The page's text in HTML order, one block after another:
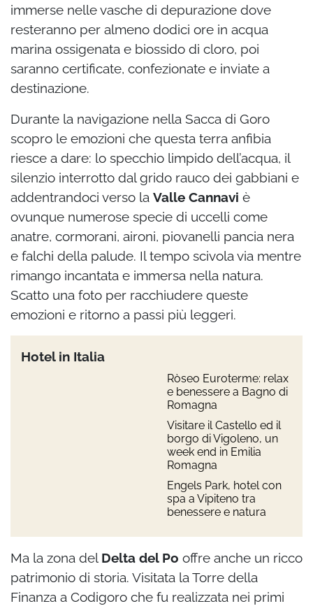
immerse nelle vasche di depurazione dove
resteranno per almeno dodici ore in acqua
marina ossigenata e biossido di cloro, poi
saranno certificate, confezionate e inviate a
destinazione.
Durante la navigazione nella Sacca di Goro
scopro le emozioni che questa terra anfibia
riesce a dare: lo specchio limpido dell’acqua, il
silenzio interrotto dal grido rauco dei gabbiani e
addentrandoci verso la Valle Cannavi è
ovunque numerose specie di uccelli come
anatre, cormorani, aironi, piovanelli pancia nera
e falchi della palude. Il tempo scivola via mentre
rimango incantata e immersa nella natura.
Scatto una foto per racchiudere queste
emozioni e ritorno a passi più leggeri.
Hotel in Italia
Ròseo Euroterme: relax
e benessere a Bagno di
Romagna
Visitare il Castello ed il
borgo di Vigoleno, un
week end in Emilia
Romagna
Engels Park, hotel con
spa a Vipiteno tra
benessere e natura
Ma la zona del Delta del Po offre anche un ricco
patrimonio di storia. Visitata la Torre della
Finanza a Codigoro che fu realizzata nei primi